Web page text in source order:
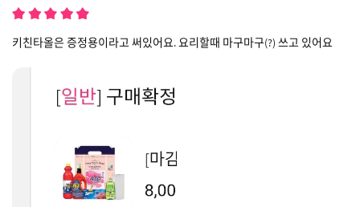
키친타올은 증정용이라고 써있어요. 요리할때 마구마구(?) 쓰고 있어요